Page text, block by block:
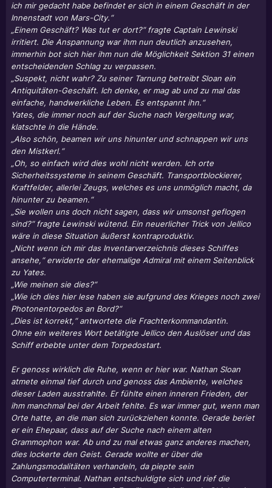
ich mir gedacht habe befindet er sich in einem Geschäft in der
Innenstadt von Mars-City.“
„Einem Geschäft? Was tut er dort?“ fragte Captain Lewinski
irritiert. Die Anspannung war ihm nun deutlich anzusehen,
immerhin bot sich hier ihm nun die Möglichkeit Sektion 31 einen
entscheidenden Schlag zu verpassen.
„Suspekt, nicht wahr? Zu seiner Tarnung betreibt Sloan ein
Antiquitäten-Geschäft. Ich denke, er mag ab und zu mal das
einfache, handwerkliche Leben. Es entspannt ihn.“
Yates, die immer noch auf der Suche nach Vergeltung war,
klatschte in die Hände.
„Also schön, beamen wir uns hinunter und schnappen wir uns
den Mistkerl.“
„Oh, so einfach wird dies wohl nicht werden. Ich orte
Sicherheitssysteme in seinem Geschäft. Transportblockierer,
Kraftfelder, allerlei Zeugs, welches es uns unmöglich macht, da
hinunter zu beamen.“
„Sie wollen uns doch nicht sagen, dass wir umsonst geflogen
sind?“ fragte Lewinski wütend. Ein neuerlicher Trick von Jellico
wäre in diese Situation äußerst kontraproduktiv.
„Nicht wenn ich mir das Inventarverzeichnis dieses Schiffes
ansehe,“ erwiderte der ehemalige Admiral mit einem Seitenblick
zu Yates.
„Wie meinen sie dies?“
„Wie ich dies hier lese haben sie aufgrund des Krieges noch zwei
Photonentorpedos an Bord?“
„Dies ist korrekt,“ antwortete die Frachterkommandantin.
Ohne ein weiteres Wort betätigte Jellico den Auslöser und das
Schiff erbebte unter dem Torpedostart.
Er genoss wirklich die Ruhe, wenn er hier war. Nathan Sloan
atmete einmal tief durch und genoss das Ambiente, welches
dieser Laden ausstrahlte. Er fühlte einen inneren Frieden, der
ihm manchmal bei der Arbeit fehlte. Es war immer gut, wenn man
Orte hatte, an die man sich zurückziehen konnte. Gerade beriet
er ein Ehepaar, dass auf der Suche nach einem alten
Grammophon war. Ab und zu mal etwas ganz anderes machen,
dies lockerte den Geist. Gerade wollte er über die
Zahlungsmodalitäten verhandeln, da piepte sein
Computerterminal. Nathan entschuldigte sich und rief die